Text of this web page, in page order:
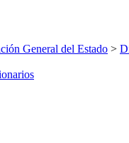
General del Estado >